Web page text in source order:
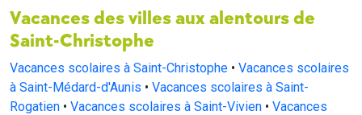
Vacances des villes aux alentours de
Saint-Christophe
Vacances scolaires à Saint-Christophe • Vacances scolaires
à Saint-Médard-d'Aunis • Vacances scolaires à Saint-
Rogatien • Vacances scolaires à Saint-Vivien • Vacances